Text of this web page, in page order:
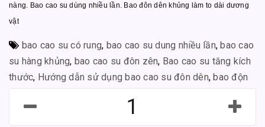
nàng. Bao cao su dùng nhiều lần. Bao đôn dên khủng làm to dài dương
vật
bao cao su có rung, bao cao su dung nhiều lần,bao cao
su hàng khủng, bao cao su đôn zên, Bao cao su tăng kích
thước, Hướng dẫn sử dụng bao cao su đôn dên,bao độn